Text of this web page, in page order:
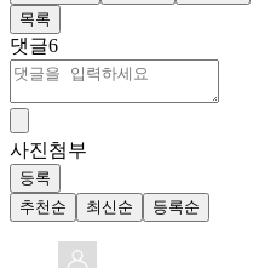
목록
댓글6
사진첨부
등록
추천순
최신순 등록순